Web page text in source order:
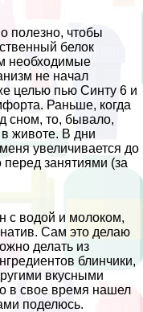
полезно, чтобы
белок
необходимые
не начал
целью пью Синту 6 и
Раньше, когда
сном, то, бывало,
животе. В дни
увеличивается до
занятиями (за
с водой и молоком,
Сам это делаю
делать из
блинчики,
вкусными
в свое время нашел
поделюсь.